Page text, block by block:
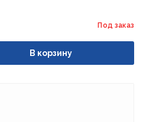
Под заказ
В корзину